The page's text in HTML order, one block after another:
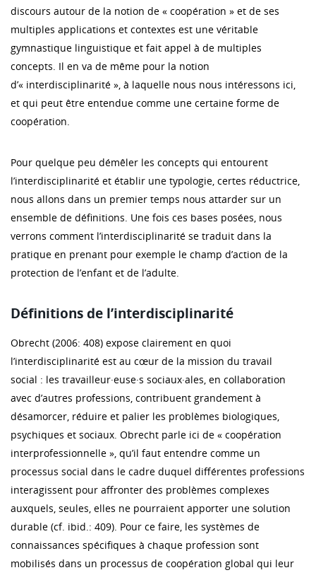
discours autour de la notion de « coopération » et de ses
multiples applications et contextes est une véritable
gymnastique linguistique et fait appel à de multiples
concepts. Il en va de même pour la notion
d’« interdisciplinarité », à laquelle nous nous intéressons ici,
et qui peut être entendue comme une certaine forme de
coopération.
Pour quelque peu démêler les concepts qui entourent
l’interdisciplinarité et établir une typologie, certes réductrice,
nous allons dans un premier temps nous attarder sur un
ensemble de définitions. Une fois ces bases posées, nous
verrons comment l’interdisciplinarité se traduit dans la
pratique en prenant pour exemple le champ d’action de la
protection de l’enfant et de l’adulte.
Définitions de l’interdisciplinarité
Obrecht (2006: 408) expose clairement en quoi
l’interdisciplinarité est au cœur de la mission du travail
social : les travailleur·euse·s sociaux·ales, en collaboration
avec d’autres professions, contribuent grandement à
désamorcer, réduire et palier les problèmes biologiques,
psychiques et sociaux. Obrecht parle ici de « coopération
interprofessionnelle », qu’il faut entendre comme un
processus social dans le cadre duquel différentes professions
interagissent pour affronter des problèmes complexes
auxquels, seules, elles ne pourraient apporter une solution
durable (cf. ibid.: 409). Pour ce faire, les systèmes de
connaissances spécifiques à chaque profession sont
mobilisés dans un processus de coopération global qui leur